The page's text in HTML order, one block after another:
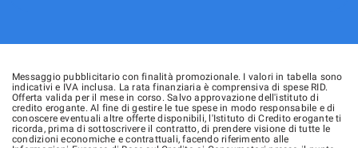
Messaggio pubblicitario con finalità promozionale. I valori in tabella sono
indicativi e IVA inclusa. La rata finanziaria è comprensiva di spese RID.
Offerta valida per il mese in corso. Salvo approvazione dell'istituto di
credito erogante. Al fine di gestire le tue spese in modo responsabile e di
conoscere eventuali altre offerte disponibili, l'Istituto di Credito erogante ti
ricorda, prima di sottoscrivere il contratto, di prendere visione di tutte le
condizioni economiche e contrattuali, facendo riferimento alle